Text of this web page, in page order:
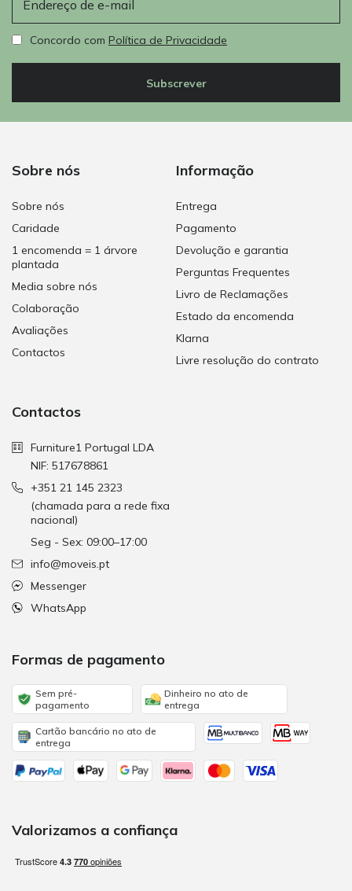
Concordo com Política de Privacidade
Subscrever
Sobre nós
Sobre nós
Caridade
1 encomenda = 1 árvore
plantada
Media sobre nós
Colaboração
Avaliações
Contactos
Informação
Entrega
Pagamento
Devolução e garantia
Perguntas Frequentes
Livro de Reclamações
Estado da encomenda
Klarna
Livre resolução do contrato
Contactos
Furniture1 Portugal LDA
NIF: 517678861
+351 21 145 2323
(chamada para a rede fixa
nacional)
Seg - Sex: 09:00–17:00
info@moveis.pt
Messenger
WhatsApp
Formas de pagamento
Sem pré-
pagamento
Dinheiro no ato de
entrega
Cartão bancário no ato de
entrega
Valorizamos a confiança